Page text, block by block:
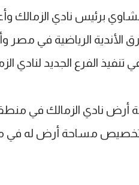
برئيس نادي الزمالك
الأندية الرياضية في مصر
الفرع الجديد لنادي
تخصيص مساحة أرض له في